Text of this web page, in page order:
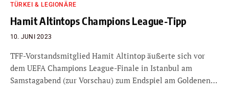
TÜRKEI & LEGIONÄRE
Hamit Altintops Champions League-Tipp
10. JUNI 2023
TFF-Vorstandsmitglied Hamit Altintop äußerte sich vor
dem UEFA Champions League-Finale in Istanbul am
Samstagabend (zur Vorschau) zum Endspiel am Goldenen…